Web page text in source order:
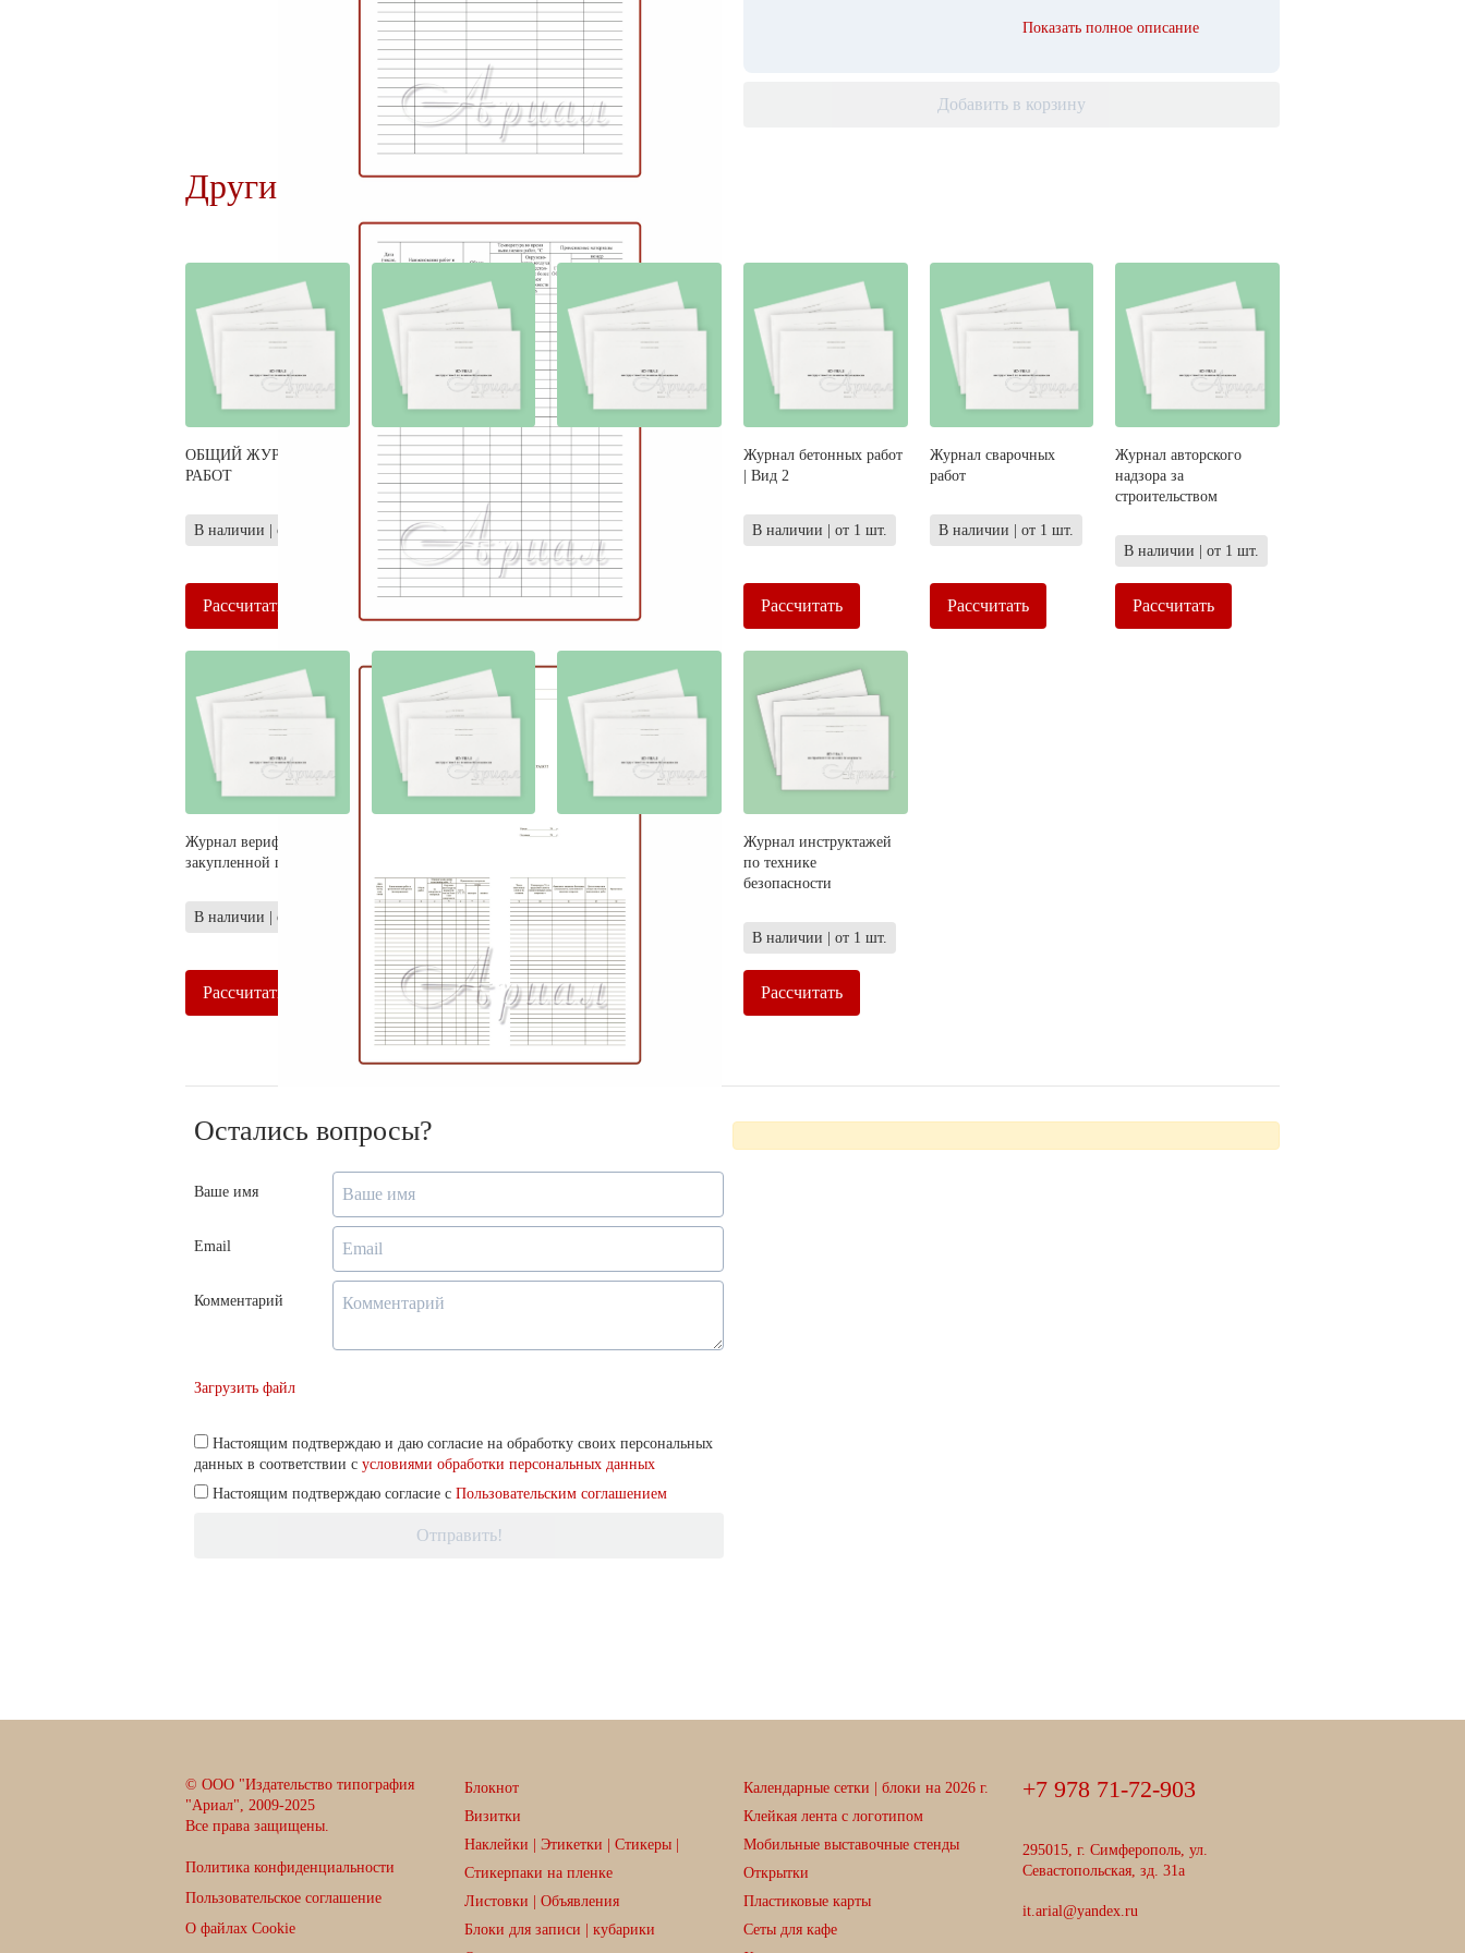
Показать полное описание
Добавить в корзину
Другие виды журналов:
ОБЩИЙ ЖУРНАЛ
РАБОТ
В наличии | от 1 шт.
Рассчитать
Журнал производства
работ
В наличии | от 1 шт.
Журнал бетонных работ
| Вид 1
В наличии | от 1 шт.
Журнал бетонных работ
| Вид 2
В наличии | от 1 шт.
Рассчитать
Журнал сварочных
работ
В наличии | от 1 шт.
Рассчитать
Журнал авторского
надзора за
строительством
В наличии | от 1 шт.
Рассчитать
Журнал верификации
закупленной продукции
В наличии | от 1 шт.
Рассчитать
конструкций
В наличии | от 1 шт.
Рассчитать
получаемых деталей,
материалов,
конструкций и
оборудования
Рассчитать
Журнал инструктажей
по технике
безопасности
В наличии | от 1 шт.
Рассчитать
Остались вопросы?
Ваше имя
Email
Комментарий
Загрузить файл
Настоящим подтверждаю и даю согласие на обработку своих персональных
данных в соответствии с условиями обработки персональных данных
Настоящим подтверждаю согласие с Пользовательским соглашением
Отправить!
© ООО "Издательство типография
"Ариал", 2009-2025
Все права защищены.
Политика конфиденциальности
Пользовательское соглашение
О файлах Cookie
Блокнот
Визитки
Наклейки | Этикетки | Стикеры |
Стикерпаки на пленке
Листовки | Объявления
Блоки для записи | кубарики
Календарные сетки | блоки на 2026 г.
Клейкая лента с логотипом
Мобильные выставочные стенды
Открытки
Пластиковые карты
Сеты для кафе
+7 978 71-72-903
295015, г. Симферополь, ул.
Севастопольская, зд. 31а
it.arial@yandex.ru